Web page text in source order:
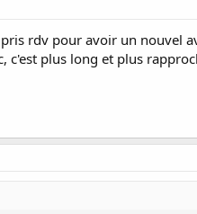
rdv pour avoir un nouvel
c'est plus long et plus